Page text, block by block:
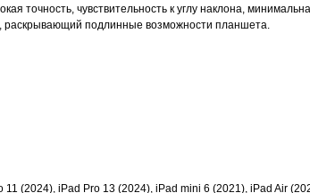
чувствительность к углу наклона,
раскрывающий подлинные возможности планшета.
(2024), iPad Pro 13 (2024), iPad mini 6 (2021), iPad Air